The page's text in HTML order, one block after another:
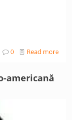
0 Read more
americană